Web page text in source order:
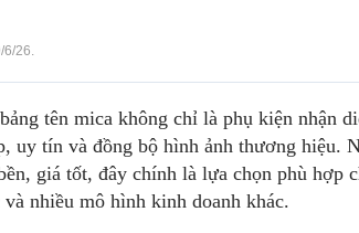
6/26.
tên mica không chỉ là phụ kiện nhận
uy tín và đồng bộ hình ảnh thương hiệu.
giá tốt, đây chính là lựa chọn phù hợp
nhiều mô hình kinh doanh khác.